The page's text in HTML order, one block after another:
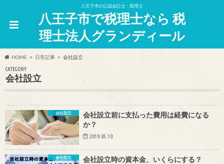
八王子市の公認会計士・税理士
八王子市で税理士なら 税
理士法人グランディール
HOME 日常記事 会社設立
CATEGORY
会社設立
会社設立
会社設立前に支払った費用は経費になる
か？
2019.05.10
会社設立 会社設立時の資本金、いくらにする？